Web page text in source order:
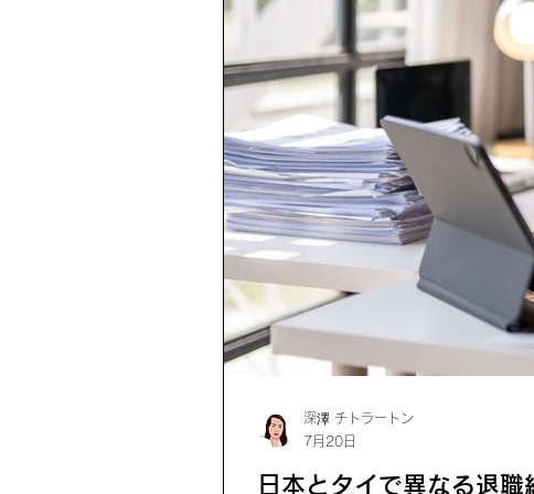
日本とタイで異なる退
深澤 チトラートン
7月20日